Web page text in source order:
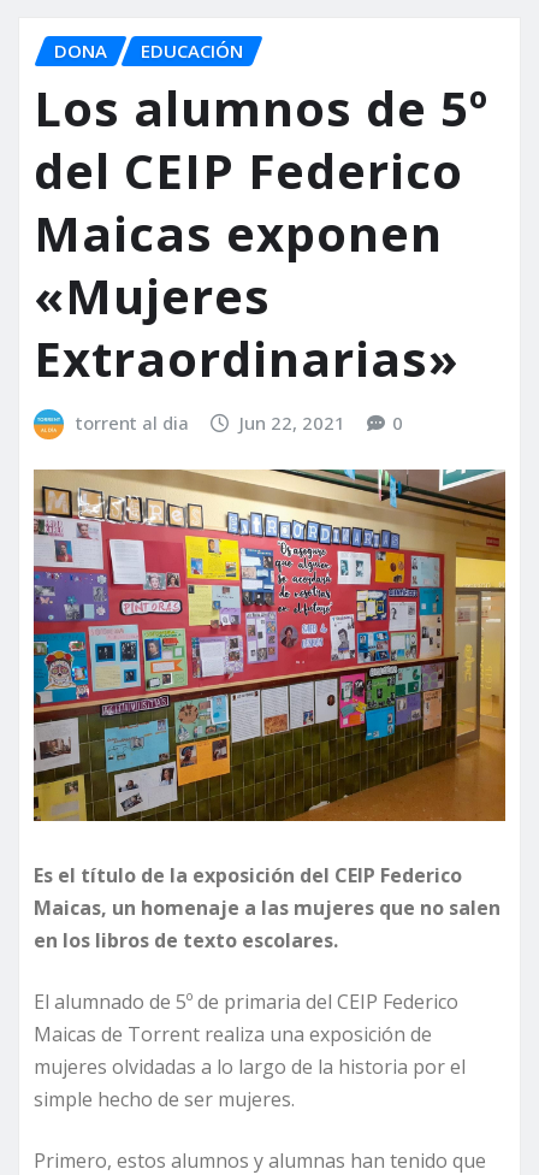
DONA EDUCACIÓN
Los alumnos de 5º
del CEIP Federico
Maicas exponen
«Mujeres
Extraordinarias»
torrent al dia Jun 22, 2021 0
Es el título de la exposición del CEIP Federico
Maicas, un homenaje a las mujeres que no salen
en los libros de texto escolares.
El alumnado de 5º de primaria del CEIP Federico
Maicas de Torrent realiza una exposición de
mujeres olvidadas a lo largo de la historia por el
simple hecho de ser mujeres.
Primero, estos alumnos y alumnas han tenido que